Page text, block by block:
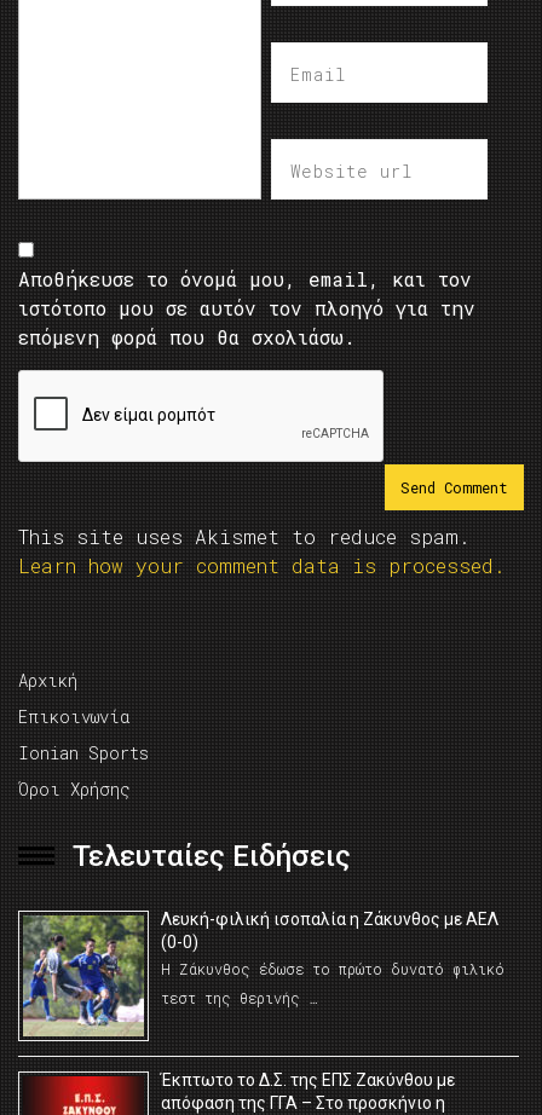
Αποθήκευσε το όνομά μου, email, και τον
ιστότοπο μου σε αυτόν τον πλοηγό για την
επόμενη φορά που θα σχολιάσω.
This site uses Akismet to reduce spam.
Learn how your comment data is processed.
Αρχική
Επικοινωνία
Ionian Sports
Όροι Χρήσης
Τελευταίες Ειδήσεις
Λευκή-φιλική ισοπαλία η Ζάκυνθος με ΑΕΛ
(0-0)
Η Ζάκυνθος έδωσε το πρώτο δυνατό φιλικό
τεστ της θερινής …
Έκπτωτο το Δ.Σ. της ΕΠΣ Ζακύνθου με
απόφαση της ΓΓΑ – Στο προσκήνιο η